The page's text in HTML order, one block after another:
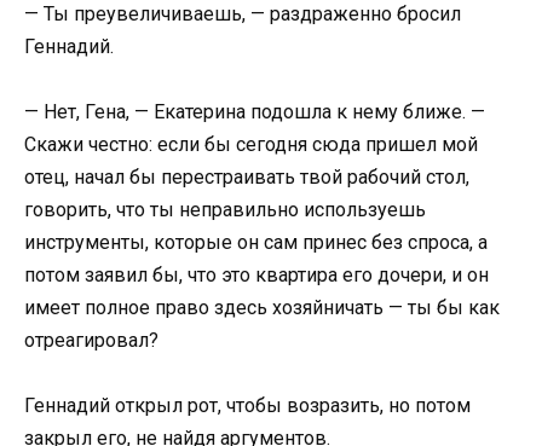
— Ты преувеличиваешь, — раздраженно бросил
Геннадий.
— Нет, Гена, — Екатерина подошла к нему ближе. —
Скажи честно: если бы сегодня сюда пришел мой
отец, начал бы перестраивать твой рабочий стол,
говорить, что ты неправильно используешь
инструменты, которые он сам принес без спроса, а
потом заявил бы, что это квартира его дочери, и он
имеет полное право здесь хозяйничать — ты бы как
отреагировал?
Геннадий открыл рот, чтобы возразить, но потом
закрыл его, не найдя аргументов.